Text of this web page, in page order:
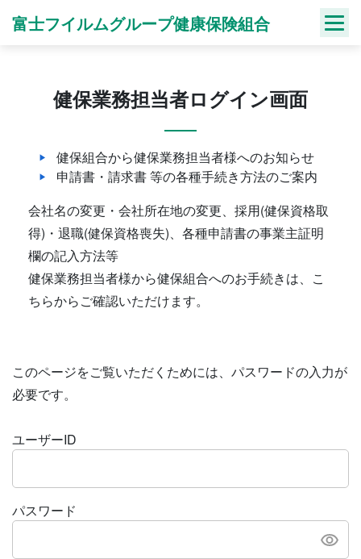
富士フイルムグループ健康保険組合
健保業務担当者ログイン画面
健保組合から健保業務担当者様へのお知らせ
申請書・請求書 等の各種手続き方法のご案内
会社名の変更・会社所在地の変更、採用(健保資格取
得)・退職(健保資格喪失)、各種申請書の事業主証明
欄の記入方法等
健保業務担当者様から健保組合へのお手続きは、こ
ちらからご確認いただけます。
このページをご覧いただくためには、パスワードの入力が
必要です。
ユーザーID
パスワード